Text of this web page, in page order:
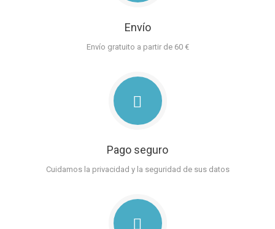
Envío
Envío gratuito a partir de 60 €
Pago seguro
Cuidamos la privacidad y la seguridad de sus datos